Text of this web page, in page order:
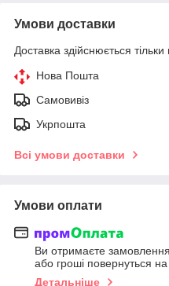
Умови доставки
Доставка здійснюється
Нова Пошта
Самовивіз
Укрпошта
Всі умови доставки
Умови оплати
Ви отримаєте замовлення
або гроші повернуться
Детальніше